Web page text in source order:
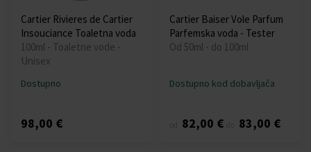
Cartier Rivieres de Cartier
Insouciance Toaletna voda
100ml - Toaletne vode -
Unisex
Dostupno
98,00 €
Cartier Baiser Vole Parfum
Parfemska voda - Tester
Od 50ml - do 100ml
Dostupno kod dobavljača
82,00 € 83,00 €